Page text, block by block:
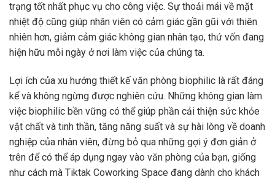
trạng tốt nhất phục vụ cho công việc. Sự thoải mái về mặt
nhiệt độ cũng giúp nhân viên có cảm giác gần gũi với thiên
nhiên hơn, giảm cảm giác không gian nhân tạo, thứ vốn đang
hiện hữu mỗi ngày ở nơi làm việc của chúng ta.
Lợi ích của xu hướng thiết kế văn phòng biophilic là rất đáng
kể và không ngừng được nghiên cứu. Những không gian làm
việc biophilic bền vững có thể giúp phần cải thiện sức khỏe
vật chất và tinh thần, tăng năng suất và sự hài lòng về doanh
nghiệp của nhân viên, đừng bỏ qua những gợi ý đơn giản ở
trên để có thể áp dụng ngay vào văn phòng của bạn, giống
như cách mà Tiktak Coworking Space đang dành cho khách